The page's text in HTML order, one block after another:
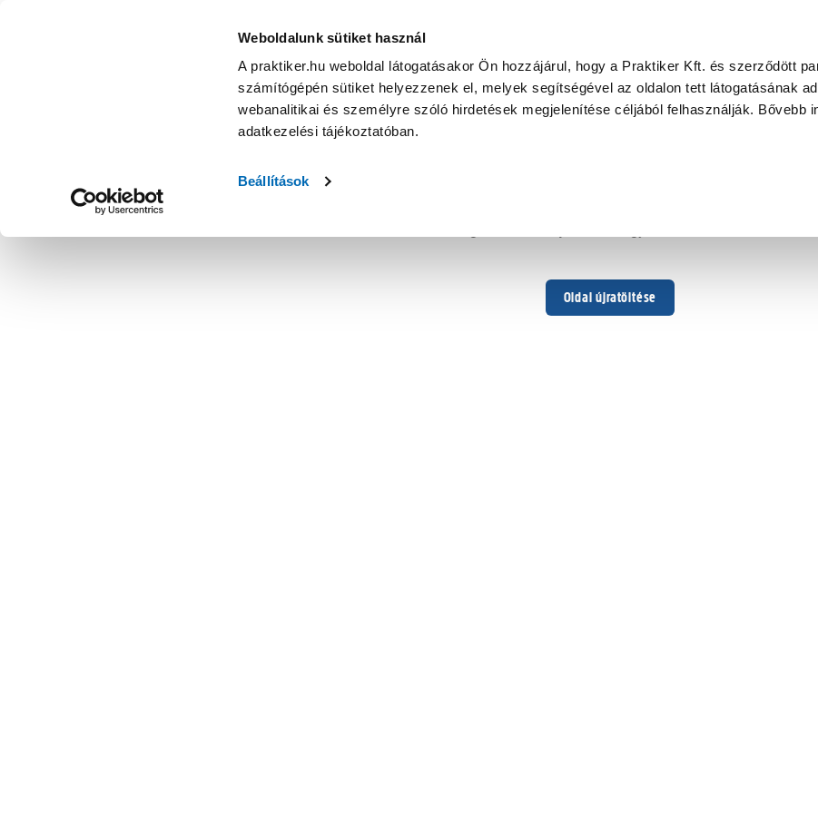
Weboldalunk sütiket használ
A praktiker.hu weboldal látogatásakor Ön hozzájárul, hogy a Praktiker Kft. és szerződött
számítógépén sütiket helyezzenek el, melyek segítségével az oldalon tett látogatásának
webanalitikai és személyre szóló hirdetések megjelenítése céljából felhasználják. Bővebb
adatkezelési tájékoztatóban.
Beállítások
Oldal újratöltése